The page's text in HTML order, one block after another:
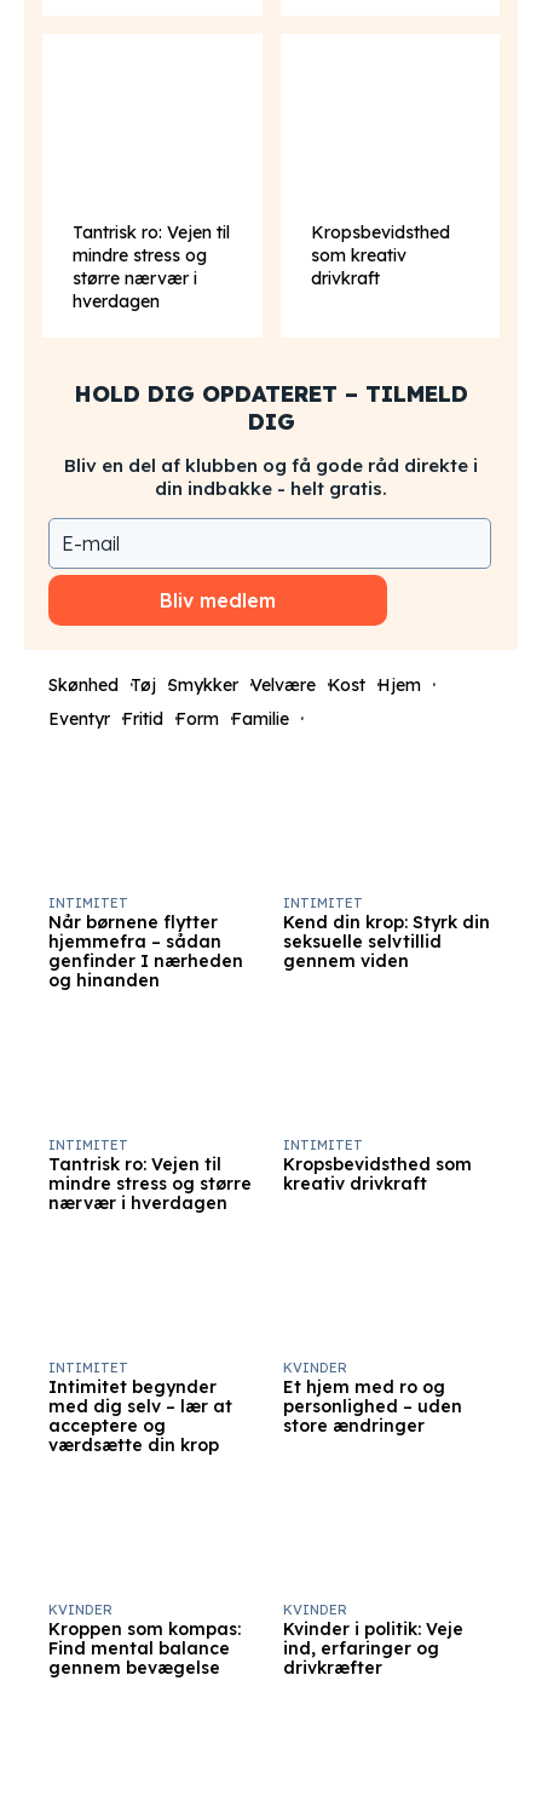
Tantrisk ro: Vejen til
mindre stress og
større nærvær i
hverdagen
Kropsbevidsthed
som kreativ
drivkraft
HOLD DIG OPDATERET – TILMELD
DIG
Bliv en del af klubben og få gode råd direkte i
din indbakke - helt gratis.
Bliv medlem
Skønhed Tøj Smykker Velvære Kost Hjem
Eventyr Fritid Form Familie
Når børnene flytter
hjemmefra – sådan
genfinder I nærheden
og hinanden
INTIMITET
Kend din krop: Styrk din
seksuelle selvtillid
gennem viden
INTIMITET
Tantrisk ro: Vejen til
mindre stress og større
nærvær i hverdagen
INTIMITET
Kropsbevidsthed som
kreativ drivkraft
INTIMITET
Intimitet begynder
med dig selv – lær at
acceptere og
værdsætte din krop
INTIMITET
Et hjem med ro og
personlighed – uden
store ændringer
KVINDER
Kroppen som kompas:
Find mental balance
gennem bevægelse
KVINDER
Kvinder i politik: Veje
ind, erfaringer og
drivkræfter
KVINDER